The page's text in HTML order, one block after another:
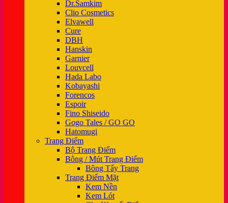
Dr.Samkim
Clio Cosmetics
Elvawell
Cure
DBH
Hanskin
Garnier
Louvcell
Hada Labo
Kobayashi
Forencos
Espoir
Fino Shiseido
Gogo Tales / GO GO
Hatomugi
Trang Điểm
Bộ Trang Điểm
Bông / Mút Trang Điểm
Bông Tẩy Trang
Trang Điểm Mặt
Kem Nền
Kem Lót